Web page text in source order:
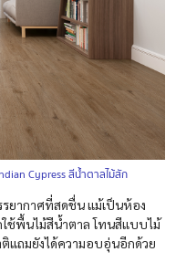
Cypress สีน้ำตาลไม้สัก
ยากาศที่สดชื่น แม้เป็นห้อง
ใช้พื้นไม้สีน้ำตาล โทนสีแบบไม้
แถมยังได้ความอบอุ่นอีกด้วย